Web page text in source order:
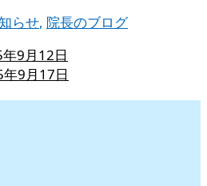
らせ, 院長のブログ
9月12日
9月17日